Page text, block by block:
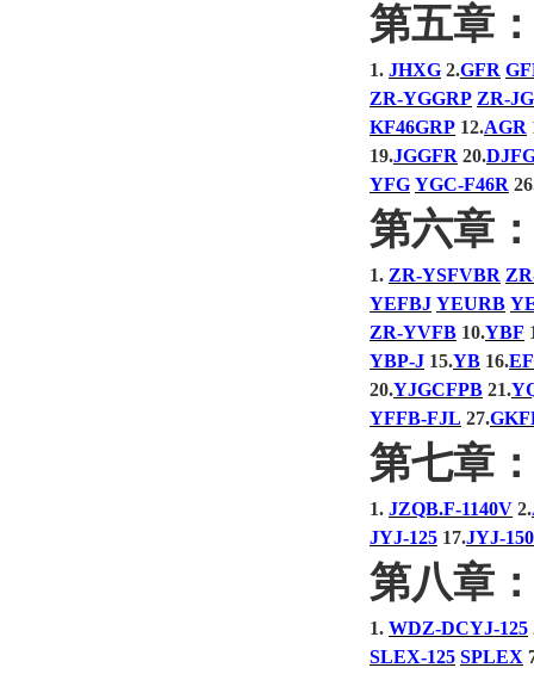
第五章
1. JHXG 2.GFR
ZR-YGGRP ZR-
KF46GRP 12.AGR
19.JGGFR 20.
YFG YGC-F46R
第六章
1. ZR-YSFVBR
YEFBJ YEURB
ZR-YVFB 10.YBF
YBP-J 15.YB 16.
20.YJGCFPB 21.
YFFB-FJL 27.
第七章
1. JZQB.F-1140V 2.
JYJ-125 17.JYJ-150
第八章
1. WDZ-DCYJ-125
SLEX-125 SPLEX